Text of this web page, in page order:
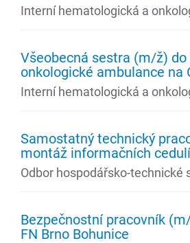
Interní hematologická a
Všeobecná sestra (m/ž) do
onkologické ambulance na
Interní hematologická a
Samostatný technický
montáž informačních
Odbor hospodářsko-technické
Bezpečnostní pracovník
FN Brno Bohunice